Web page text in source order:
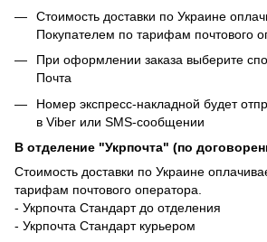
Стоимость доставки по Украине
Покупателем по тарифам почтового
При оформлении заказа выберите
Почта
Номер экспресс-накладной будет
в Viber или SMS-сообщении
В отделение "Укрпочта" (по
Стоимость доставки по Украине
тарифам почтового оператора.
- Укрпочта Стандарт до отделения
- Укрпочта Стандарт курьером